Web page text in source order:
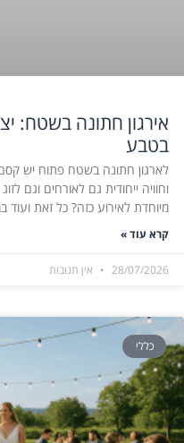
אירגון חתונה בשטח:
בטבע
לארגון חתונה בשטח פתוח יש
וחוויה ייחודית גם לאורחים וגם
מיוחדת לאירוע כזה? כל זאת
קרא עוד »
28/07/2026 אין תגובות
כללי